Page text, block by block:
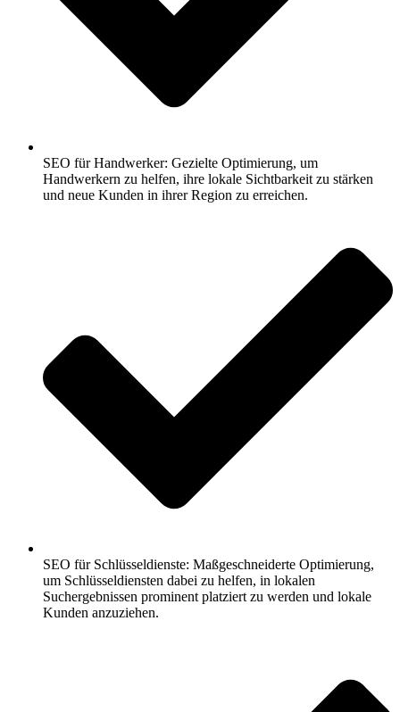
SEO für Handwerker: Gezielte Optimierung, um
Handwerkern zu helfen, ihre lokale Sichtbarkeit zu stärken
und neue Kunden in ihrer Region zu erreichen.
SEO für Schlüsseldienste: Maßgeschneiderte Optimierung,
um Schlüsseldiensten dabei zu helfen, in lokalen
Suchergebnissen prominent platziert zu werden und lokale
Kunden anzuziehen.